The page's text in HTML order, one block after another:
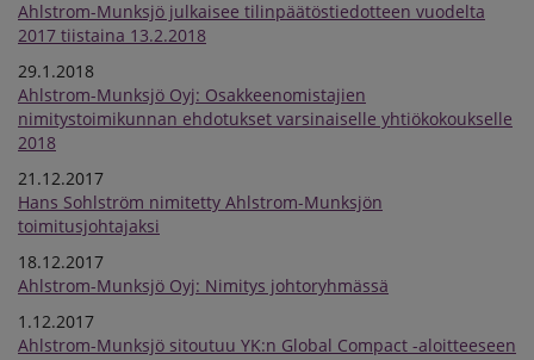
Ahlstrom-Munksjö julkaisee tilinpäätöstiedotteen vuodelta
2017 tiistaina 13.2.2018
29.1.2018
Ahlstrom-Munksjö Oyj: Osakkeenomistajien
nimitystoimikunnan ehdotukset varsinaiselle yhtiökokoukselle
2018
21.12.2017
Hans Sohlström nimitetty Ahlstrom-Munksjön
toimitusjohtajaksi
18.12.2017
Ahlstrom-Munksjö Oyj: Nimitys johtoryhmässä
1.12.2017
Ahlstrom-Munksjö sitoutuu YK:n Global Compact -aloitteeseen